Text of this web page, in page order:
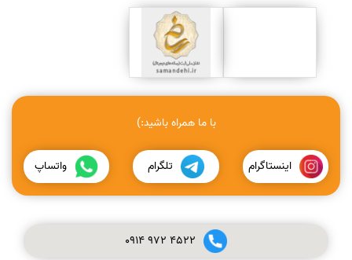
با ما همراه باشید:)
اینستاگرام تلگرام واتساپ
0914972 4522